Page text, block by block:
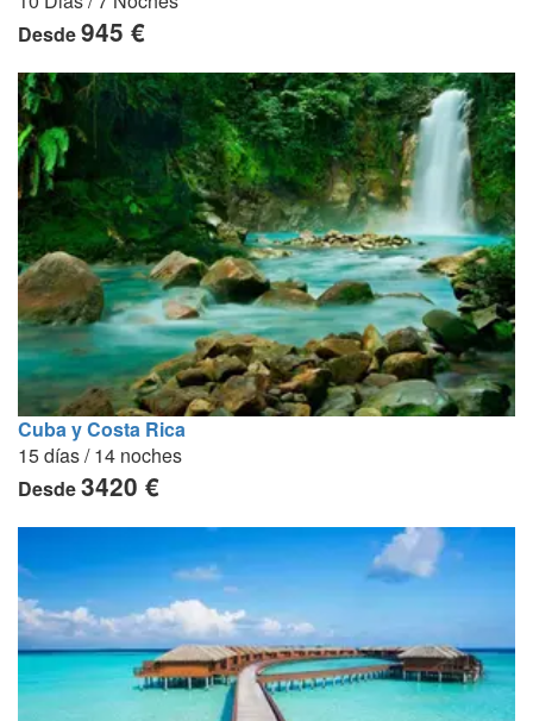
Desde945 €
Cuba y Costa Rica
15 días / 14 noches
Desde3420 €